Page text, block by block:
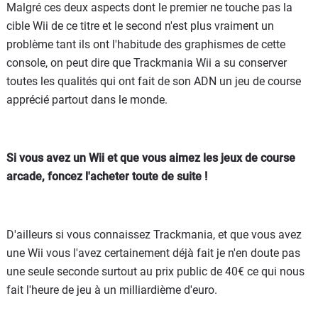
Malgré ces deux aspects dont le premier ne touche pas la
cible Wii de ce titre et le second n'est plus vraiment un
problème tant ils ont l'habitude des graphismes de cette
console, on peut dire que Trackmania Wii a su conserver
toutes les qualités qui ont fait de son ADN un jeu de course
apprécié partout dans le monde.
Si vous avez un Wii et que vous aimez les jeux de course
arcade, foncez l'acheter toute de suite !
D'ailleurs si vous connaissez Trackmania, et que vous avez
une Wii vous l'avez certainement déjà fait je n'en doute pas
une seule seconde surtout au prix public de 40€ ce qui nous
fait l'heure de jeu à un milliardième d'euro.